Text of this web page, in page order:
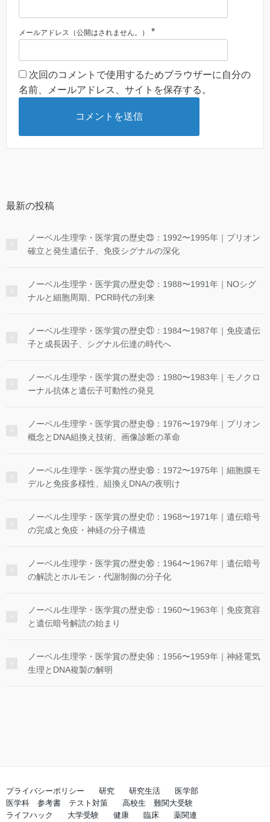
メールアドレス（公開はされません。） *
次回のコメントで使用するためブラウザーに自分の
名前、メールアドレス、サイトを保存する。
最新の投稿
ノーベル生理学・医学賞の歴史㉓：1992〜1995年｜プリオン
確立と発生遺伝子、免疫シグナルの深化
ノーベル生理学・医学賞の歴史㉒：1988〜1991年｜NOシグ
ナルと細胞周期、PCR時代の到来
ノーベル生理学・医学賞の歴史㉑：1984〜1987年｜免疫遺伝
子と成長因子、シグナル伝達の時代へ
ノーベル生理学・医学賞の歴史⑳：1980〜1983年｜モノクロ
ーナル抗体と遺伝子可動性の発見
ノーベル生理学・医学賞の歴史⑲：1976〜1979年｜プリオン
概念とDNA組換え技術、画像診断の革命
ノーベル生理学・医学賞の歴史⑱：1972〜1975年｜細胞膜モ
デルと免疫多様性、組換えDNAの夜明け
ノーベル生理学・医学賞の歴史⑰：1968〜1971年｜遺伝暗号
の完成と免疫・神経の分子構造
ノーベル生理学・医学賞の歴史⑯：1964〜1967年｜遺伝暗号
の解読とホルモン・代謝制御の分子化
ノーベル生理学・医学賞の歴史⑮：1960〜1963年｜免疫寛容
と遺伝暗号解読の始まり
ノーベル生理学・医学賞の歴史⑭：1956〜1959年｜神経電気
生理とDNA複製の解明
プライバシーポリシー 研究 研究生活
医学部
医学科 参考書 テスト対策
高校生 難関大受験
ライフハック
大学受験 健康 臨床 薬関連